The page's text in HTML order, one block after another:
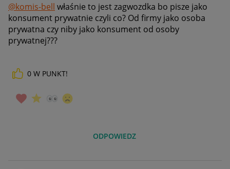
@komis-bell właśnie to jest zagwozdka bo pisze jako
konsument prywatnie czyli co? Od firmy jako osoba
prywatna czy niby jako konsument od osoby
prywatnej???
0 W PUNKT!
ODPOWIEDZ